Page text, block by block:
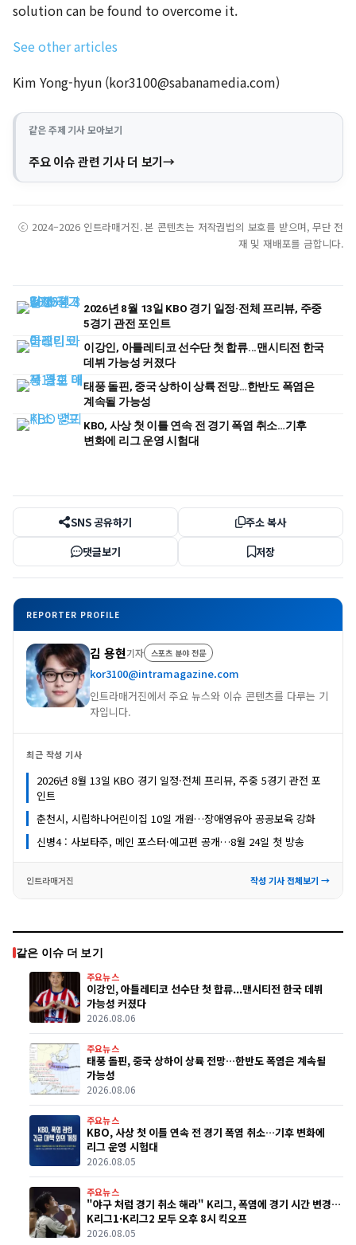
solution can be found to overcome it.
See other articles
Kim Yong-hyun (kor3100@sabanamedia.com)
같은 주제 기사 모아보기
주요 이슈 관련 기사 더 보기
ⓒ 2024–2026 인트라매거진. 본 콘텐츠는 저작권법의 보호를 받으며, 무단 전
재 및 재배포를 금합니다.
2026년 8월 13일 KBO 경기 일정·전체 프리뷰, 주중
5경기 관전 포인트
이강인, 아틀레티코 선수단 첫 합류...맨시티전 한국
데뷔 가능성 커졌다
태풍 돌핀, 중국 상하이 상륙 전망…한반도 폭염은
계속될 가능성
KBO, 사상 첫 이틀 연속 전 경기 폭염 취소…기후
변화에 리그 운영 시험대
SNS 공유하기
주소 복사
댓글보기
저장
REPORTER PROFILE
김 용현기자 스포츠 분야 전문
kor3100@intramagazine.com
인트라매거진에서 주요 뉴스와 이슈 콘텐츠를 다루는 기
자입니다.
최근 작성 기사
2026년 8월 13일 KBO 경기 일정·전체 프리뷰, 주중 5경기 관전 포
인트
춘천시, 시립하나어린이집 10일 개원…장애영유아 공공보육 강화
신병4 : 사보타주, 메인 포스터·예고편 공개…8월 24일 첫 방송
인트라매거진 작성 기사 전체보기 →
같은 이슈 더 보기
주요뉴스
이강인, 아틀레티코 선수단 첫 합류...맨시티전 한국 데뷔
가능성 커졌다
2026.08.06
주요뉴스
태풍 돌핀, 중국 상하이 상륙 전망…한반도 폭염은 계속될
가능성
2026.08.06
주요뉴스
KBO, 사상 첫 이틀 연속 전 경기 폭염 취소…기후 변화에
리그 운영 시험대
2026.08.05
주요뉴스
"야구 처럼 경기 취소 해라" K리그, 폭염에 경기 시간 변경…
K리그1·K리그2 모두 오후 8시 킥오프
2026.08.05